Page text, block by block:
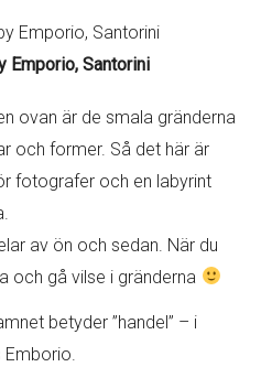
Emporio, Santorini
ovan är de smala gränderna
och former. Så det här är
fotografer och en labyrint
av ön och sedan. När du
och gå vilse i gränderna
betyder ”handel” – i
Emborio.